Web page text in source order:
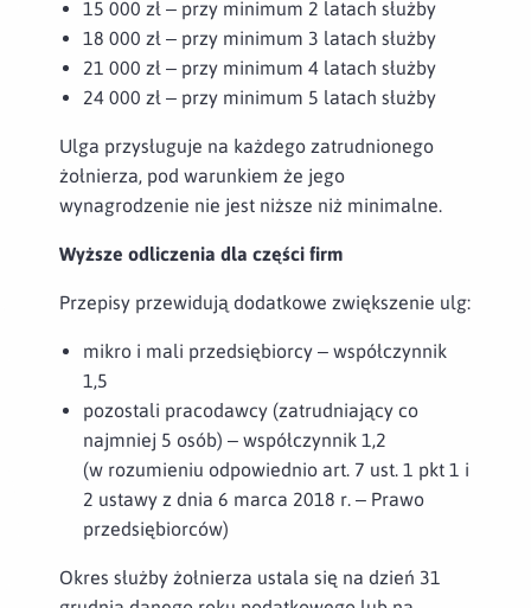
15 000 zł – przy minimum 2 latach służby
18 000 zł – przy minimum 3 latach służby
21 000 zł – przy minimum 4 latach służby
24 000 zł – przy minimum 5 latach służby
Ulga przysługuje na każdego zatrudnionego
żołnierza, pod warunkiem że jego
wynagrodzenie nie jest niższe niż minimalne.
Wyższe odliczenia dla części firm
Przepisy przewidują dodatkowe zwiększenie ulg:
mikro i mali przedsiębiorcy – współczynnik
1,5
pozostali pracodawcy (zatrudniający co
najmniej 5 osób) – współczynnik 1,2
(w rozumieniu odpowiednio art. 7 ust. 1 pkt 1 i
2 ustawy z dnia 6 marca 2018 r. – Prawo
przedsiębiorców)
Okres służby żołnierza ustala się na dzień 31